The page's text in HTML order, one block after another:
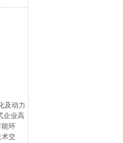
及动力
企业高
环
术交